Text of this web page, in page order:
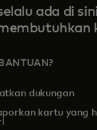
ada di
dukungan
kartu yang